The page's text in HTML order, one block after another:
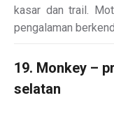
kasar dan trail.
pengalaman
19. Monkey –
selatan